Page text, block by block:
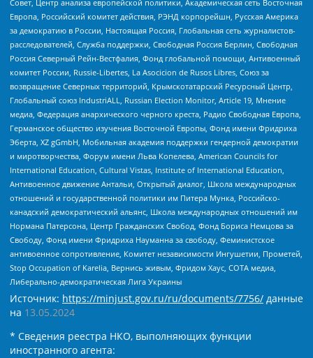
Совет, Центр анализа европейской политики, Академическая сеть Восточная
Европа, Российский комитет действия, РЭНД корпорейшн, Русская Америка
за демократию в России, Настоящая Россия, Глобальная сеть журналистов-
расследователей, Служба поддержки, Свободная Россия Берлин, Свободная
Россия Северный Рейн-Вестфалия, Фонд глобальной помощи, Антивоенный
комитет России, Russie-Libertes, La Asocicion de Rusos Libres, Союз за
возвращение Северных территорий, Крымскотатарский Ресурсный Центр,
Глобальный союз IndustriALL, Russian Election Monitor, Article 19, Мнение
медиа, Федерация анархического черного креста, Радио Свободная Европа,
Германское общество изучения Восточной Европы, Фонд имени Фридриха
Эберта, XZ gGmbH, Мобильная академия поддержки гендерной демократии
и миротворчества, Форум имени Льва Копелева, American Councils for
International Education, Cultural Vistas, Institute of International Education,
Антивоенное движение Антальи, Открытый диалог, Школа международных
отношений и государственной политики им Питера Мунка, Российско-
канадский демократический альянс, Школа международных отношений им
Нормана Патерсона, Центр Гражданских Свобод, Фонд Бориса Немцова за
Свободу, Фонд имени Фридриха Науманна за свободу, Феминистское
антивоенное сопротивление, Комитет независимости Ингушетии, Прометей,
Stop Occupation of Karelia, Вернись живым, Фридом Хаус, СОТА медиа,
Либерально-демократическая Лига Украины
Источник: https://minjust.gov.ru/ru/documents/7756/ данные
на 13.05.2024
* Сведения реестра НКО, выполняющих функции
иностранного агента: